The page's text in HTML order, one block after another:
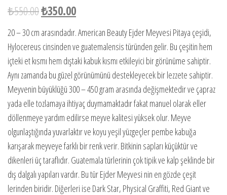
puanı
dayan
arak 5
üzerin
den
2.46
puan
aldı
₺550.00₺350.00
20 – 30 cm arasındadır. American Beauty Ejder Meyvesi Pitaya çeşidi,
Hylocereus cinsinden ve guatemalensis türünden gelir. Bu çeşitin hem
içteki et kısmı hem dıştaki kabuk kısmı etkileyici bir görünüme sahiptir.
Aynı zamanda bu güzel görünümünü destekleyecek bir lezzete sahiptir.
Meyvenin büyüklüğü 300 – 450 gram arasında değişmektedir ve çapraz
yada elle tozlamaya ihtiyaç duymamaktadır fakat manuel olarak eller
döllenmeye yardım edilirse meyve kalitesi yüksek olur. Meyve
olgunlaştığında yuvarlaktır ve koyu yeşil yüzgeçler pembe kabuğa
karışarak meyveye farklı bir renk verir. Bitkinin sapları küçüktür ve
dikenleri üç taraflıdır. Guatemala türlerinin çok tipik ve kalp şeklinde bir
dış dalgalı yapıları vardır. Bu tür Ejder Meyvesi nin en gözde çeşit
lerinden biridir. Diğerleri ise Dark Star, Physical Graffiti, Red Giant ve